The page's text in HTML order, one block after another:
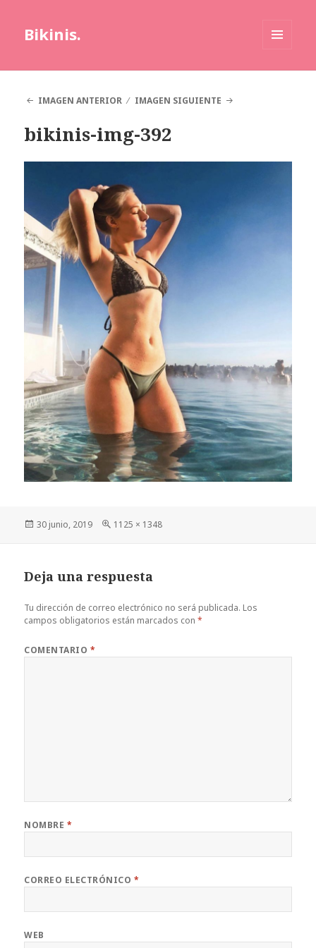
Bikinis.
IMAGEN ANTERIOR
IMAGEN SIGUIENTE
bikinis-img-392
Publicado
30 junio, 2019
Tamaño
1125 × 1348
Deja una respuesta
Tu dirección de correo electrónico no será publicada. Los
campos obligatorios están marcados con*
COMENTARIO *
NOMBRE *
CORREO ELECTRÓNICO *
WEB